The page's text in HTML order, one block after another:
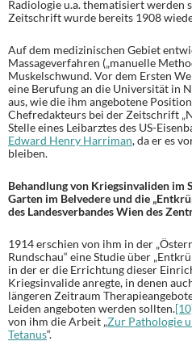
Radiologie u.a. thematisiert werden
Zeitschrift wurde bereits 1908
Auf dem medizinischen Gebiet
Massageverfahren („manuelle
Muskelschwund. Vor dem Ersten
eine Berufung an die Universität in
aus, wie die ihm angebotene
Chefredakteurs bei der Zeitschrift
Stelle eines Leibarztes des US-
Edward Henry Harriman, da er es
bleiben.
Behandlung von Kriegsinvaliden im
Garten im Belvedere und die
des Landesverbandes Wien des
1914 erschien von ihm in der
Rundschau“ eine Studie über
in der er die Errichtung dieser
Kriegsinvalide anregte, in denen
längeren Zeitraum
Leiden angeboten werden sollten.
von ihm die Arbeit „Zur Pathologie
Tetanus“.